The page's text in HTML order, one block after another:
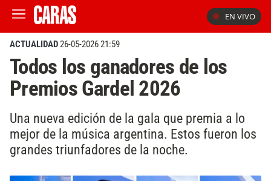
EN VIVO
ACTUALIDAD26-05-2026 21:59
Todos los ganadores de los
Premios Gardel 2026
Una nueva edición de la gala que premia a lo
mejor de la música argentina. Estos fueron los
grandes triunfadores de la noche.